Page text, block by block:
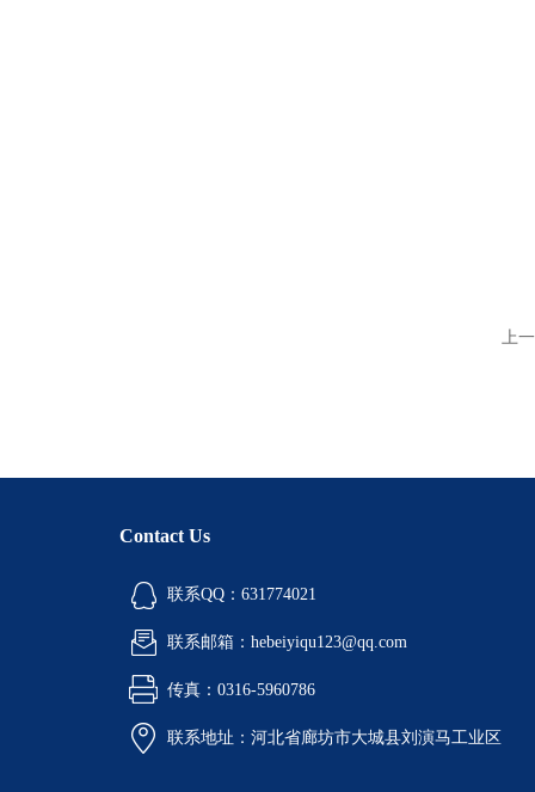
上
Contact Us
联系QQ：631774021
联系邮箱：hebeiyiqu123@qq.com
传真：0316-5960786
联系地址：河北省廊坊市大城县刘演马工业区